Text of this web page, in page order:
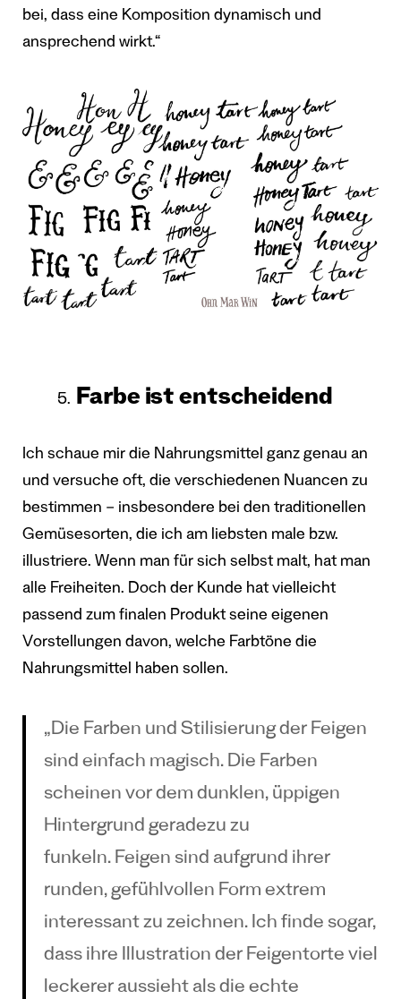
bei, dass eine Komposition dynamisch und
ansprechend wirkt.“
Farbe ist entscheidend
Ich schaue mir die Nahrungsmittel ganz genau an
und versuche oft, die verschiedenen Nuancen zu
bestimmen – insbesondere bei den traditionellen
Gemüsesorten, die ich am liebsten male bzw.
illustriere. Wenn man für sich selbst malt, hat man
alle Freiheiten. Doch der Kunde hat vielleicht
passend zum finalen Produkt seine eigenen
Vorstellungen davon, welche Farbtöne die
Nahrungsmittel haben sollen.
„Die Farben und Stilisierung der Feigen
sind einfach magisch. Die Farben
scheinen vor dem dunklen, üppigen
Hintergrund geradezu zu
funkeln. Feigen sind aufgrund ihrer
runden, gefühlvollen Form extrem
interessant zu zeichnen. Ich finde sogar,
dass ihre Illustration der Feigentorte viel
leckerer aussieht als die echte